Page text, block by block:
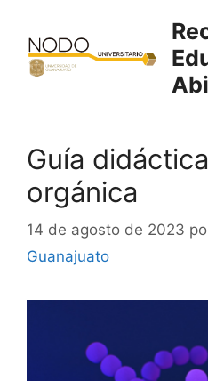
contenido
Guía
orgánica
14 de agosto de 2023
Guanajuato